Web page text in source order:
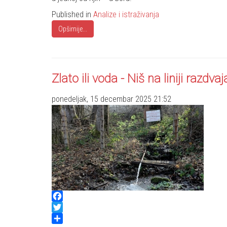
Published in Analize i istraživanja
Opširnije...
Zlato ili voda - Niš na liniji
ponedeljak, 15 decembar 2025 21:52
Facebook
Twitter